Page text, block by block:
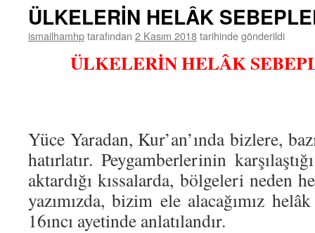
ÜLKELERİN HELÂK
ismailhamhptarafından 2 Kasım 2018tarihinde gönderildi
ÜLKELERİN HELÂK
Yüce Yaradan, Kur’an’ında bizlere,
hatırlatır. Peygamberlerinin
aktardığı kıssalarda, bölgeleri neden
yazımızda, bizim ele alacağımız
16ıncı ayetinde anlatılandır.